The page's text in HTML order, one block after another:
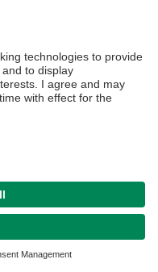
Legal Notice
Sitemap